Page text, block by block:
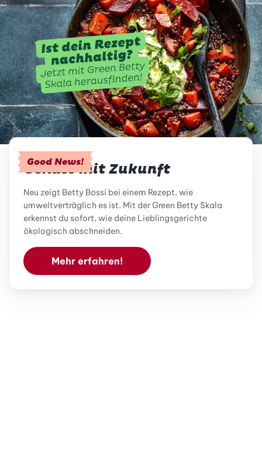
Good News!
Genuss mit Zukunft
Neu zeigt Betty Bossi bei einem Rezept, wie
umweltverträglich es ist. Mit der Green Betty Skala
erkennst du sofort, wie deine Lieblingsgerichte
ökologisch abschneiden.
Mehr erfahren!